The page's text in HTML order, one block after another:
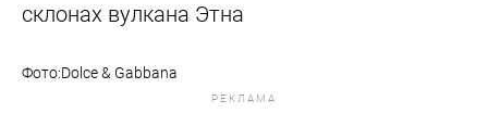
склонах вулкана Этна
Фото:Dolce & Gabbana
РЕКЛАМА